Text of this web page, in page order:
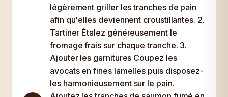
légèrement griller les tranches de pain
afin qu'elles deviennent croustillantes. 2.
Tartiner Étalez généreusement le
fromage frais sur chaque tranche. 3.
Ajouter les garnitures Coupez les
avocats en fines lamelles puis disposez-
les harmonieusement sur le pain.